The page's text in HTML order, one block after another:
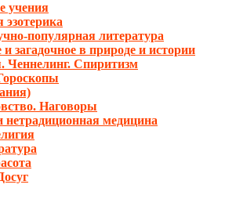
учения
эзотерика
популярная литература
загадочное в природе и истории
Ченнелинг. Спиритизм
Наговоры
нетрадиционная медицина